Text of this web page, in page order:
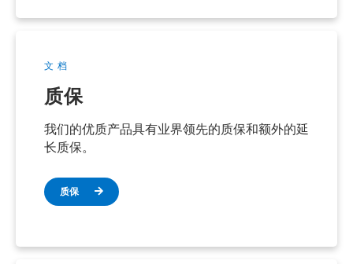
质保
文档
我们的优质产品具有业界领先的质保和额外的延
长质保。
质保